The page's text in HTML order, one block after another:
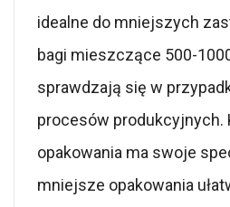
idealne do mniejszych
bagi mieszczące 500-
sprawdzają się w
procesów produkcyjnych.
opakowania ma swoje
mniejsze opakowania